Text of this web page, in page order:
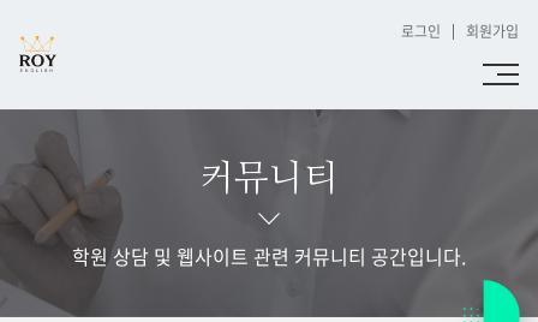
로그인 회원가입
커뮤니티
학원 상담 및 웹사이트 관련 커뮤니티 공간입니다.